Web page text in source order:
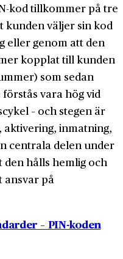
kod tillkommer på tre
kunden väljer sin kod
eller genom att den
kopplat till kunden
som sedan
vara hög vid
– och stegen är
inmatning,
centrala delen under
hålls hemlig och
ansvar på
– PIN-koden